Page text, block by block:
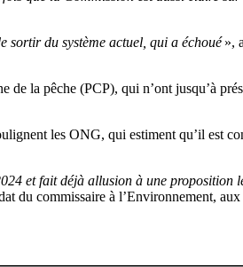
sortir du système actuel, qui a échoué»,
la pêche (PCP), qui n’ont jusqu’à
les ONG, qui estiment qu’il est
et fait déjà allusion à une proposition
du commissaire à l’Environnement, aux